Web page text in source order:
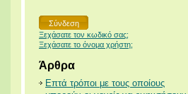
Ξεχάσατε τον κωδικό σας;
Ξεχάσατε το όνομα χρήστη;
Άρθρα
Επτά τρόποι με τους οποίους